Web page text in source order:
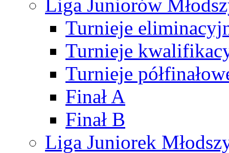
Liga Juniorów
Turnieje
Turnieje
Turnieje
Finał A
Finał B
Liga Juniorek